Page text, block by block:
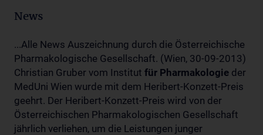
News
...Alle News Auszeichnung durch die Österreichische
Pharmakologische Gesellschaft. (Wien, 30-09-2013)
Christian Gruber vom Institut für Pharmakologie der
MedUni Wien wurde mit dem Heribert-Konzett-Preis
geehrt. Der Heribert-Konzett-Preis wird von der
Österreichischen Pharmakologischen Gesellschaft
jährlich verliehen, um die Leistungen junger